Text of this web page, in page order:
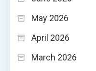
May 2026
April 2026
March 2026